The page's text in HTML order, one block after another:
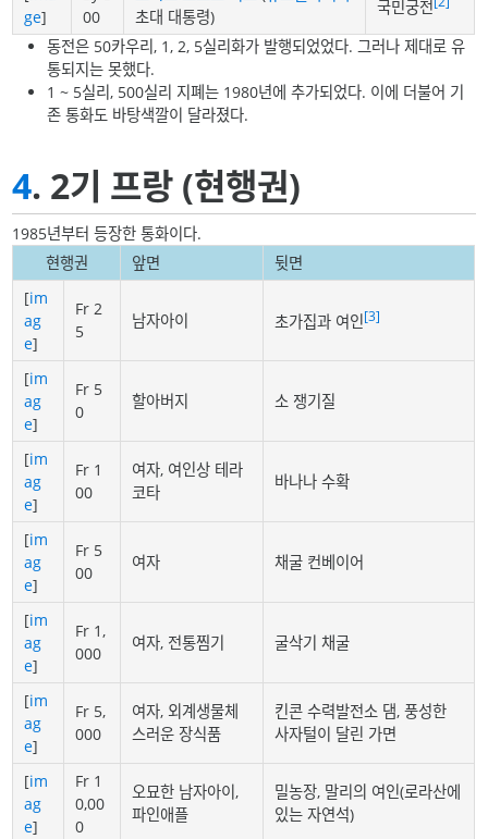
ge]
00
초대 대통령)
국민궁전
동전은 50카우리, 1, 2, 5실리화가 발행되었었다. 그러나 제대로 유
통되지는 못했다.
1 ~ 5실리, 500실리 지폐는 1980년에 추가되었다. 이에 더불어 기
존 통화도 바탕색깔이 달라졌다.
4. 2기 프랑 (현행권)
1985년부터 등장한 통화이다.
현행권
앞면
뒷면
[im
ag
e]
Fr 2
5
남자아이 초가집과 여인[3]
[im
ag
e]
Fr 5
0
할아버지 소 쟁기질
[im
ag
e]
Fr 1
00
여자, 여인상 테라
코타
바나나 수확
[im
ag
e]
Fr 5
00
여자 채굴 컨베이어
[im
ag
e]
Fr 1,
000
여자, 전통찜기 굴삭기 채굴
[im
ag
e]
Fr 5,
000
여자, 외계생물체
스러운 장식품
킨콘 수력발전소 댐, 풍성한
사자털이 달린 가면
[im
ag
e]
Fr 1
0,00
0
오묘한 남자아이,
파인애플
밀농장, 말리의 여인(로라산에
있는 자연석)